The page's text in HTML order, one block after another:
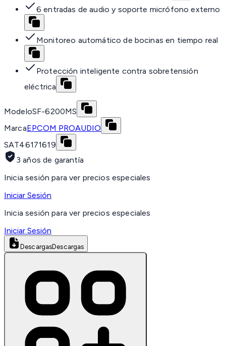
6 entradas de audio y soporte micrófono externo
Monitoreo automático de bocinas en tiempo real
Protección inteligente contra sobretensión
eléctrica
ModeloSF-6200MS
MarcaEPCOM PROAUDIO
SAT46171619
3 años de garantía
Inicia sesión para ver precios especiales
Iniciar Sesión
Inicia sesión para ver precios especiales
Iniciar Sesión
DescargasDescargas